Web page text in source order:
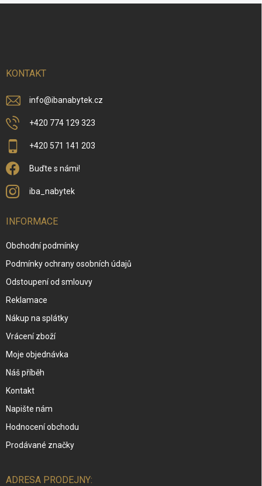
KONTAKT
info@ibanabytek.cz
+420 774 129 323
+420 571 141 203
Buďte s námi!
iba_nabytek
INFORMACE
Obchodní podmínky
Podmínky ochrany osobních údajů
Odstoupení od smlouvy
Reklamace
Nákup na splátky
Vrácení zboží
Moje objednávka
Náš příběh
Kontakt
Napište nám
Hodnocení obchodu
Prodávané značky
ADRESA PRODEJNY: